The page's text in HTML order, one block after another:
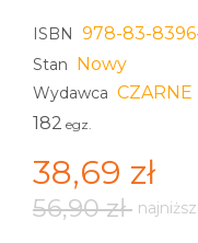
ISBN 978-83-
Stan Nowy
Wydawca CZARNE
182 egz.
38,69 zł
56,90 zł